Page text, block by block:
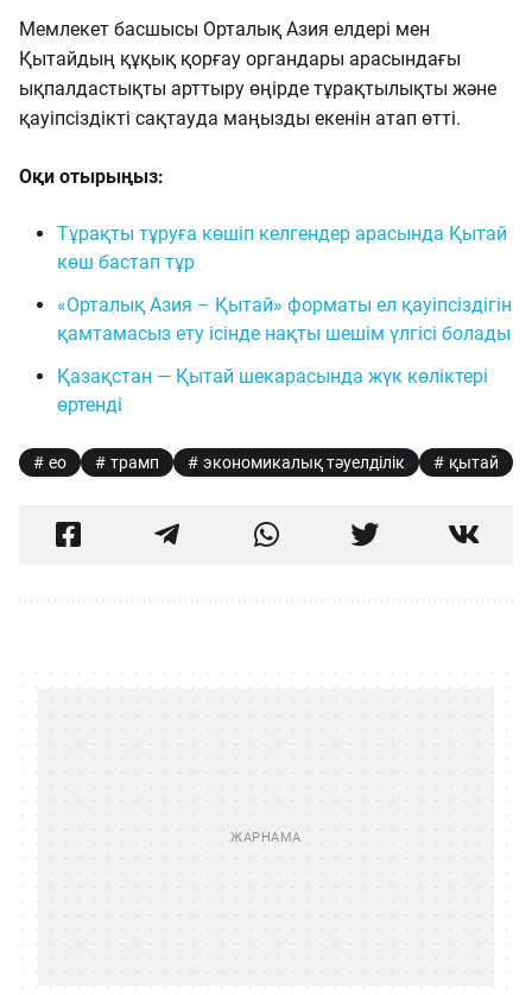
Мемлекет басшысы Орталық Азия елдері мен
Қытайдың құқық қорғау органдары арасындағы
ықпалдастықты арттыру өңірде тұрақтылықты және
қауіпсіздікті сақтауда маңызды екенін атап өтті.
Оқи отырыңыз:
Тұрақты тұруға көшіп келгендер арасында Қытай
көш бастап тұр
«Орталық Азия – Қытай» форматы ел қауіпсіздігін
қамтамасыз ету ісінде нақты шешім үлгісі болады
Қазақстан — Қытай шекарасында жүк көліктері
өртенді
ео трамп экономикалық тәуелділік қытай